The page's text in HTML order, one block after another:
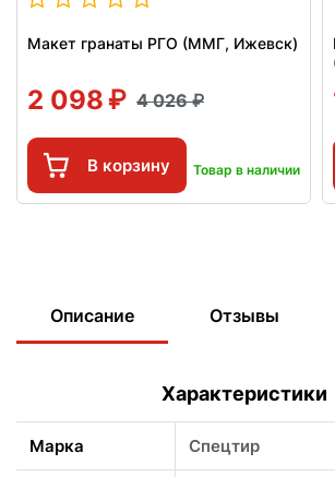
Макет гранаты РГО (ММГ, Ижевск)
2 098 4 026
В корзину Товар в наличии
Описание Отзывы
Характеристики
Марка Спецтир